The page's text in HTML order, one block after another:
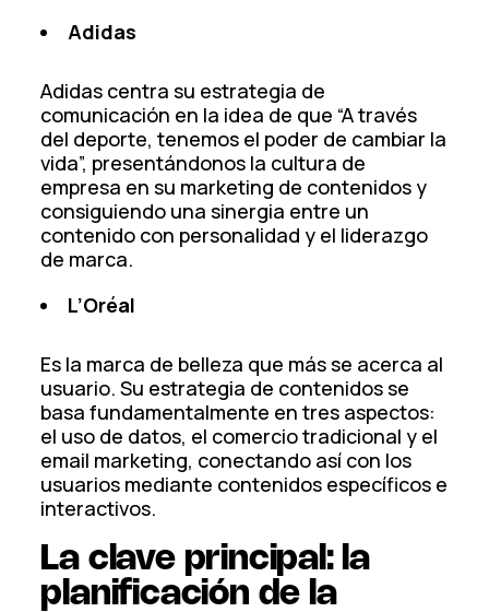
Adidas
Adidas centra su estrategia de
comunicación en la idea de que “A través
del deporte, tenemos el poder de cambiar la
vida”, presentándonos la cultura de
empresa en su marketing de contenidos y
consiguiendo una sinergia entre un
contenido con personalidad y el liderazgo
de marca.
L’Oréal
Es la marca de belleza que más se acerca al
usuario. Su estrategia de contenidos se
basa fundamentalmente en tres aspectos:
el uso de datos, el comercio tradicional y el
email marketing, conectando así con los
usuarios mediante contenidos específicos e
interactivos.
La clave principal: la
planificación de la